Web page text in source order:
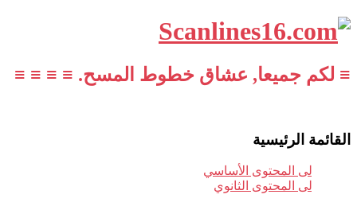
≡ لكم جميعا, عشاق خطوط المسح. ≡ ≡ ≡ ≡
القائمة الرئيسية
تخطي إلى المحتوى الأساسي
تخطي إلى المحتوى الثانوي